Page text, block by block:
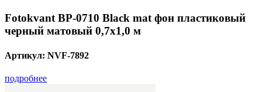
Fotokvant BP-0710 Black mat фон пластиковый
черный матовый 0,7х1,0 м
Артикул: NVF-7892
подробнее